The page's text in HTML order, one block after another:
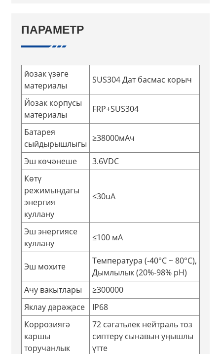
ПАРАМЕТР
йозак үзәге
материалы
SUS304 Дат басмас корыч
Йозак корпусы
материалы
FRP+SUS304
Батарея
сыйдырышлыгы
≥38000мАч
Эш көчәнеше
3.6VDC
Көтү
режимындагы
энергия
куллану
≤30uA
Эш энергиясе
куллану
≤100 мА
Эш мохите
Температура (-40°C ~ 80°C),
Дымлылык (20%-98% рН)
Ачу вакытлары
≥300000
Яклау дәрәҗәсе
IP68
Коррозиягә
каршы
торучанлык
72 сәгатьлек нейтраль тоз
сиптерү сынавын уңышлы
үтте